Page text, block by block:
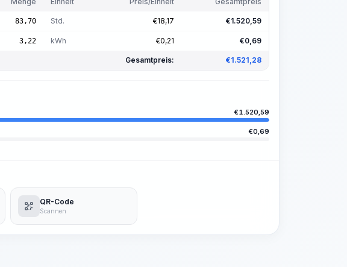
83,70 Std. €18,17 €1.520,59
3,22 kWh €0,21 €0,69
Gesamtpreis: €1.521,28
€1.520,59
€0,69
QR-Code
Scannen